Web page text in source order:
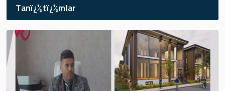
Tanï¿½tï¿½mlar